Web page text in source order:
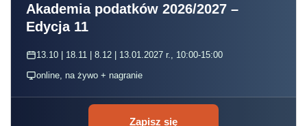
Akademia podatków 2026/2027 –
Edycja 11
13.10 | 18.11 | 8.12 | 13.01.2027 r., 10:00-15:00
online, na żywo + nagranie
Zapisz się